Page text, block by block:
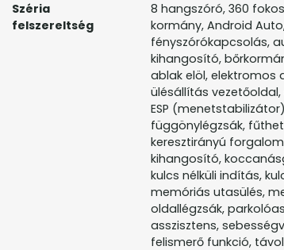
Széria
felszereltség
8 hangszóró, 360
kormány, Android
fényszórókapcsolás,
kihangosító,
ablak elöl,
ülésállítás
ESP
függönylégzsák,
keresztirányú
kihangosító,
kulcs nélküli indítás,
memóriás utasülés,
oldallégzsák,
asszisztens,
felismerő funkció,